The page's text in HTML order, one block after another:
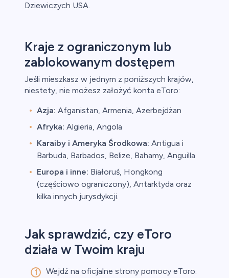
Dziewiczych USA.
Kraje z ograniczonym lub
zablokowanym dostępem
Jeśli mieszkasz w jednym z poniższych krajów,
niestety, nie możesz założyć konta eToro:
Azja: Afganistan, Armenia, Azerbejdżan
Afryka: Algieria, Angola
Karaiby i Ameryka Środkowa: Antigua i
Barbuda, Barbados, Belize, Bahamy, Anguilla
Europa i inne: Białoruś, Hongkong
(częściowo ograniczony), Antarktyda oraz
kilka innych jurysdykcji.
Jak sprawdzić, czy eToro
działa w Twoim kraju
Wejdź na oficjalne strony pomocy eToro: